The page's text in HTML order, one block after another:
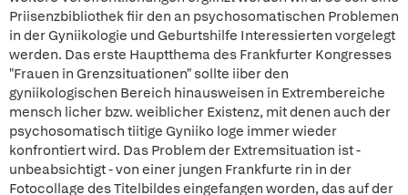
Priisenzbibliothek fiir den an psychosomatischen Problemen
in der Gyniikologie und Geburtshilfe Interessierten vorgelegt
werden. Das erste Hauptthema des Frankfurter Kongresses
"Frauen in Grenzsituationen" sollte iiber den
gyniikologischen Bereich hinausweisen in Extrembereiche
mensch licher bzw. weiblicher Existenz, mit denen auch der
psychosomatisch tiitige Gyniiko loge immer wieder
konfrontiert wird. Das Problem der Extremsituation ist -
unbeabsichtigt - von einer jungen Frankfurte rin in der
Fotocollage des Titelbildes eingefangen worden, das auf der